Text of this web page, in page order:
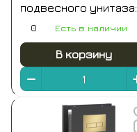
подвесного унитаза:
застенный модуль,
смыва tecenow, белая
0 Есть в наличии
В корзину